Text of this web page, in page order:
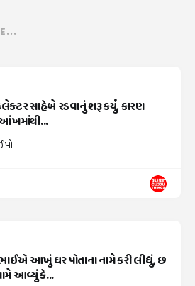
સાહેબે રડવાનું શરૂ કર્યું, કારણ
ભાઈએ આખું ઘર પોતાના નામે કરી લીધું, છ
આવ્યું કે...